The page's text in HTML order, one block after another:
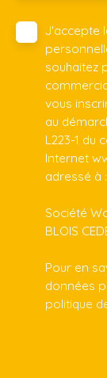
J'accepte
souhaitez
vous
au
L223-1 du
Internet
adressé à :
Société
BLOIS
Pour en
données
politique